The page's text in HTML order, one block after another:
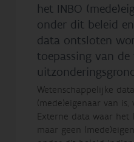
het INBO
onder dit beleid
data ontsloten
toepassing van
Wetenschappelijke
(mede)eigenaar van
Externe data waar het
maar geen